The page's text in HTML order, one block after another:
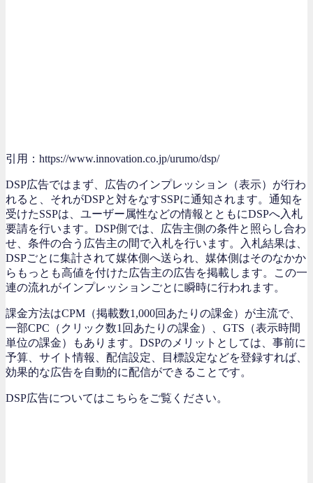
引用：https://www.innovation.co.jp/urumo/dsp/
DSP広告ではまず、広告のインプレッション（表示）が行わ
れると、それがDSPと対をなすSSPに通知されます。通知を
受けたSSPは、ユーザー属性などの情報とともにDSPへ入札
要請を行います。DSP側では、広告主側の条件と照らし合わ
せ、条件の合う広告主の間で入札を行います。入札結果は、
DSPごとに集計されて媒体側へ送られ、媒体側はそのなかか
らもっとも高値を付けた広告主の広告を掲載します。この一
連の流れがインプレッションごとに瞬時に行われます。
課金方法はCPM（掲載数1,000回あたりの課金）が主流で、
一部CPC（クリック数1回あたりの課金）、GTS（表示時間
単位の課金）もあります。DSPのメリットとしては、事前に
予算、サイト情報、配信設定、目標設定などを登録すれば、
効果的な広告を自動的に配信ができることです。
DSP広告についてはこちらをご覧ください。